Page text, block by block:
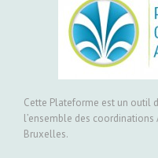
Cette Plateforme est un outil
l’ensemble des
Bruxelles.